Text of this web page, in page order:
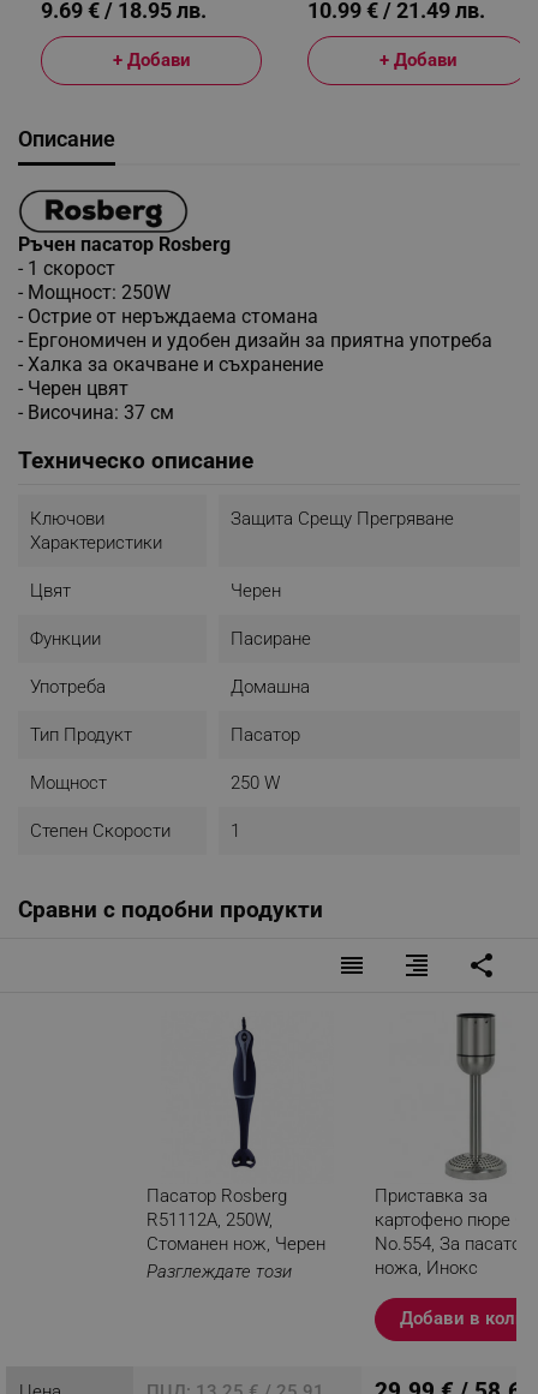
9.69 € / 18.95 лв.
+ Добави
10.99 € / 21.49 лв.
+ Добави
Описание
Ръчен пасатор Rosberg
- 1 скорост
- Мощност: 250W
- Острие от неръждаема стомана
- Ергономичен и удобен дизайн за приятна употреба
- Халка за окачване и съхранение
- Черен цвят
- Височина: 37 см
Техническо описание
Ключови
Характеристики
Защита Срещу Прегряване
Цвят Черен
Функции Пасиране
Употреба Домашна
Тип Продукт Пасатор
Мощност 250 W
Степен Скорости 1
Сравни с подобни продукти
reorder format_align_right share
Пасатор Rosberg
R51112A, 250W,
Стоманен нож, Черен
Разглеждате този
Приставка за
картофено пюре
No.554, За
ножа, Инокс
Добави в